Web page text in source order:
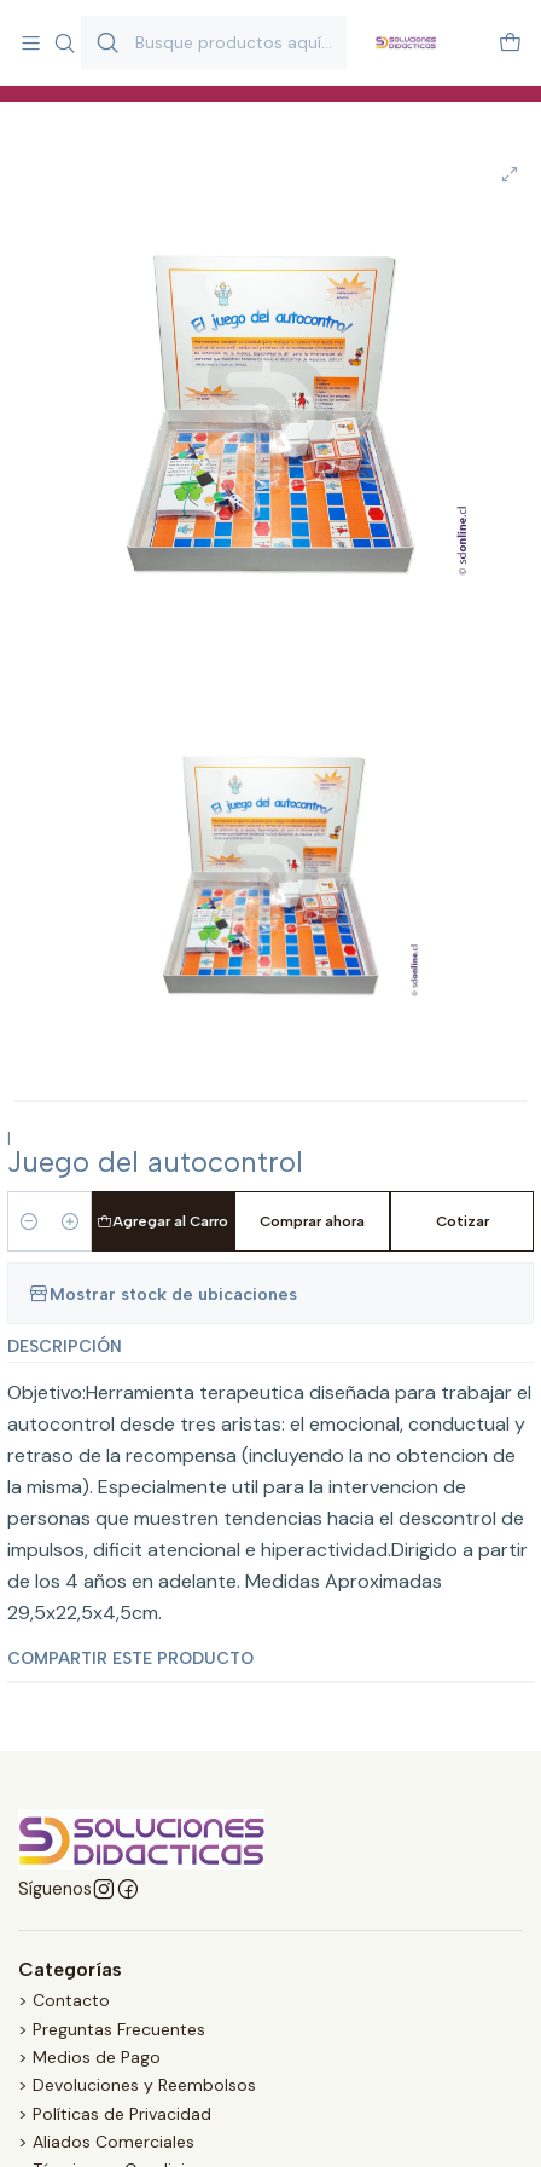
y estimulación infantil en Chile.
Especialistas en recursos educativos para aulas, terapeutas y
|
Juego del autocontrol
Cantidad
Agregar al Carro Comprar ahora Cotizar
Mostrar stock de ubicaciones
DESCRIPCIÓN
Objetivo:Herramienta terapeutica diseñada para trabajar el
autocontrol desde tres aristas: el emocional, conductual y
retraso de la recompensa (incluyendo la no obtencion de
la misma). Especialmente util para la intervencion de
personas que muestren tendencias hacia el descontrol de
impulsos, dificit atencional e hiperactividad.Dirigido a partir
de los 4 años en adelante. Medidas Aproximadas
29,5x22,5x4,5cm.
COMPARTIR ESTE PRODUCTO
Síguenos
Categorías
> Contacto
> Preguntas Frecuentes
> Medios de Pago
> Devoluciones y Reembolsos
> Políticas de Privacidad
> Aliados Comerciales